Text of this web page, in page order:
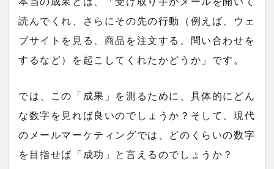
読んでくれ、さらにその先の行動（例えば、ウェ
ブサイトを見る、商品を注文する、問い合わせを
するなど）を起こしてくれたかどうか」です。
では、この「成果」を測るために、具体的にどん
な数字を見れば良いのでしょうか？そして、現代
のメールマーケティングでは、どのくらいの数字
を目指せば「成功」と言えるのでしょうか？